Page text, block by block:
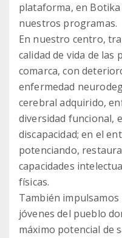
plataforma, en
nuestros programas.
En nuestro centro,
calidad de vida de las
comarca, con
enfermedad
cerebral adquirido,
diversidad funcional,
discapacidad; en el
potenciando,
capacidades
físicas.
También
jóvenes del pueblo
máximo potencial de